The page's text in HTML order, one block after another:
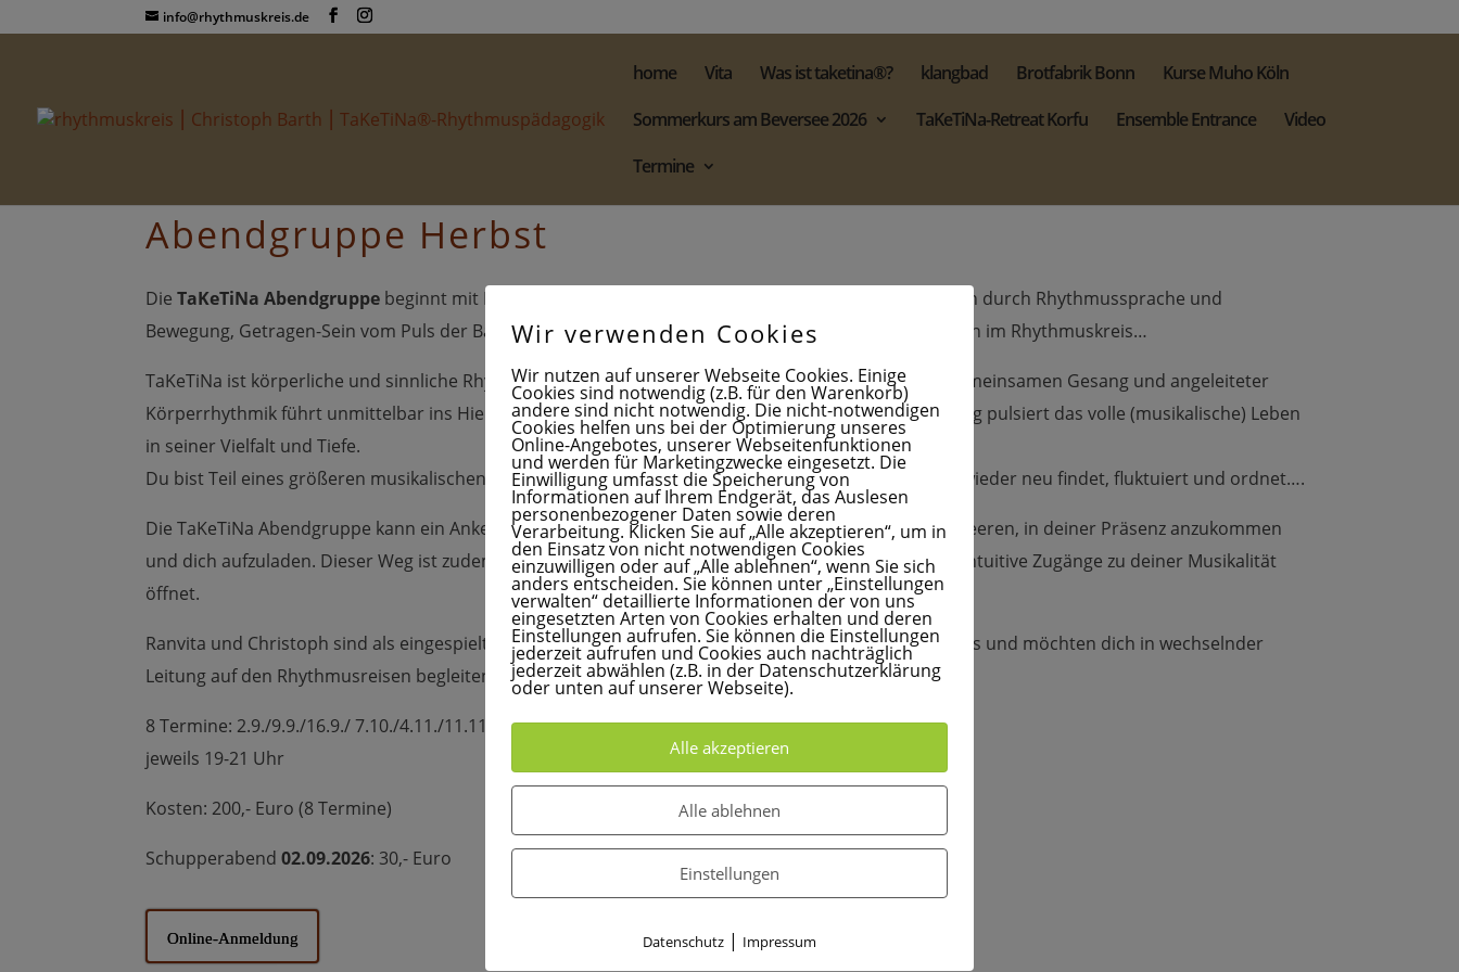
info@rhythmuskreis.de
home Vita Was ist taketina®? klangbad Brotfabrik Bonn
Kurse Muho Köln
Sommerkurs am Beversee 2026
TaKeTiNa-Retreat Korfu Ensemble Entrance
Video
Termine
Abendgruppe Herbst
DieTaKeTiNa Abendgruppe beginnt mit Musik aus dem Moment zur Einstimmung. Im Rhythmus sein durch Rhythmussprache und
Bewegung, Getragen-Sein vom Puls der Basstrommel und gemeinsames polyrhythmisches Musizieren im Rhythmuskreis…
TaKeTiNa ist körperliche und sinnliche Rhythmus-Erfahrung über Sprechen von Rhythmus-Silben, gemeinsamen Gesang und angeleiteter
Körperrhythmik führt unmittelbar ins Hier und Jetzt. Es entsteht eine ruhige, klare Präsenz, gleichzeitig pulsiert das volle (musikalische) Leben
in seiner Vielfalt und Tiefe.
Du bist Teil eines größeren musikalischen Ganzen, das schwingt, klingt, in Bewegung ist, sich immer wieder neu findet, fluktuiert und ordnet….
Die TaKeTiNa Abendgruppe kann ein Anker und regelmäßiges Ritual sein, um dich vom Alltag zu ent-leeren, in deiner Präsenz anzukommen
und dich aufzuladen. Dieser Weg ist zudem ein sinnliches, musikalisches Training, welches dir neue, intuitive Zugänge zu deiner Musikalität
öffnet.
Ranvita und Christoph sind als eingespieltes Taketina-Team seit über 15 Jahren gemeinsam unterwegs und möchten dich in wechselnder
Leitung auf den Rhythmusreisen begleiten.
8 Termine: 2.9./9.9./16.9./ 7.10./4.11./11.11./2.12./16.12.26
jeweils 19-21 Uhr
Kosten: 200,- Euro (8 Termine)
Schupperabend02.09.2026: 30,- Euro
Online-Anmeldung
Wir verwenden Cookies
Wir nutzen auf unserer Webseite Cookies. Einige
Cookies sind notwendig (z.B. für den Warenkorb)
andere sind nicht notwendig. Die nicht-notwendigen
Cookies helfen uns bei der Optimierung unseres
Online-Angebotes, unserer Webseitenfunktionen
und werden für Marketingzwecke eingesetzt. Die
Einwilligung umfasst die Speicherung von
Informationen auf Ihrem Endgerät, das Auslesen
personenbezogener Daten sowie deren
Verarbeitung. Klicken Sie auf „Alle akzeptieren“, um in
den Einsatz von nicht notwendigen Cookies
einzuwilligen oder auf „Alle ablehnen“, wenn Sie sich
anders entscheiden. Sie können unter „Einstellungen
verwalten“ detaillierte Informationen der von uns
eingesetzten Arten von Cookies erhalten und deren
Einstellungen aufrufen. Sie können die Einstellungen
jederzeit aufrufen und Cookies auch nachträglich
jederzeit abwählen (z.B. in der Datenschutzerklärung
oder unten auf unserer Webseite).
Alle akzeptieren
Alle ablehnen
Einstellungen
Datenschutz | Impressum